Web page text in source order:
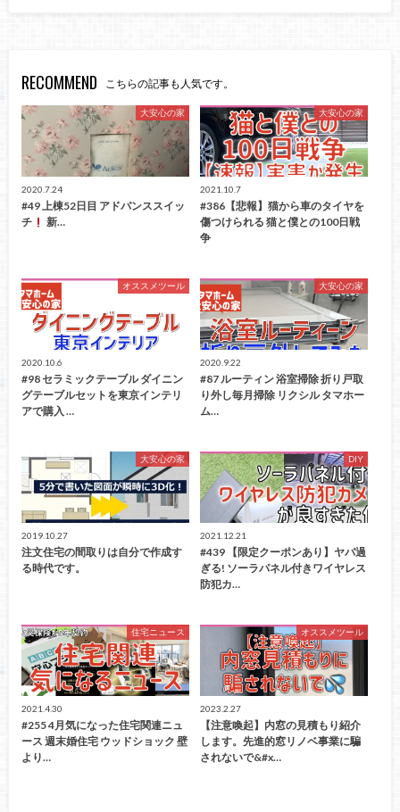
RECOMMEND こちらの記事も人気です。
大安心の家
2020.7.24
#49 上棟52日目 アドバンススイッ
チ
新…
大安心の家
2021.10.7
#386【悲報】猫から車のタイヤを
傷つけられる 猫と僕との100日戦
争
オススメツール
2020.10.6
#98 セラミックテーブル ダイニン
グテーブルセットを東京インテリ
アで購入 …
大安心の家
2020.9.22
#87 ルーティン 浴室掃除 折り戸取
り外し毎月掃除 リクシル タマホー
ム…
大安心の家
2019.10.27
注文住宅の間取りは自分で作成す
る時代です。
DIY
2021.12.21
#439 【限定クーポンあり】ヤバ過
ぎる! ソーラパネル付きワイヤレス
防犯カ…
住宅ニュース
2021.4.30
#255 4月気になった住宅関連ニュ
ース 週末婚住宅 ウッドショック 壁
より…
オススメツール
2023.2.27
【注意喚起】内窓の見積もり紹介
します。先進的窓リノベ事業に騙
されないで&#x…